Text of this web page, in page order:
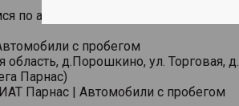
по адресу📍
с пробегом
область, д.Порошкино, ул. Торговая, д.
Парнас)
Парнас | Автомобили с пробегом